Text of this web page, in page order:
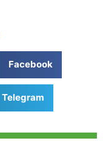
Facebook
Telegram